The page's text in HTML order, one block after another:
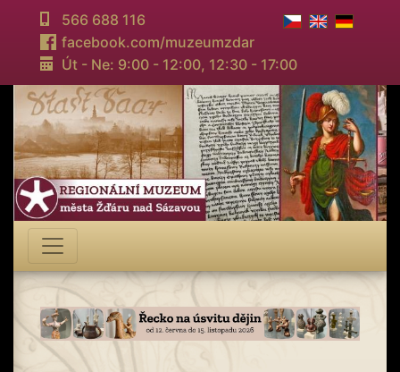
566 688 116
facebook.com/muzeumzdar
Út - Ne: 9:00 - 12:00, 12:30 - 17:00